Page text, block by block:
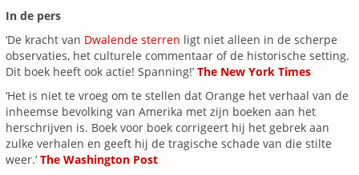
In de pers
‘De kracht van Dwalende sterren ligt niet alleen in de scherpe
observaties, het culturele commentaar of de historische setting.
Dit boek heeft ook actie! Spanning!’ The New York Times
‘Het is niet te vroeg om te stellen dat Orange het verhaal van de
inheemse bevolking van Amerika met zijn boeken aan het
herschrijven is. Boek voor boek corrigeert hij het gebrek aan
zulke verhalen en geeft hij de tragische schade van die stilte
weer.’ The Washington Post